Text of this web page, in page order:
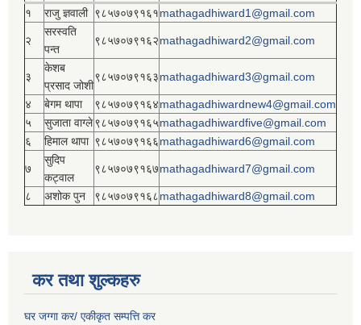
१ राजु ज्ञवाली ९८५७०७९१६१mathagadhiward1@gmail.com
२
सरस्वति
पन्त
९८५७०७९१६२mathagadhiward2@gmail.com
३
केशब
प्रसाद जोशी
९८५७०७९१६३mathagadhiward3@gmail.com
४ बेगम थापा ९८५७०७९१६४mathagadhiwardnew4@gmail.com
५
सुजाता वाग्ले९८५७०७९१६५mathagadhiwardfive@gmail.com
६
हिमाल थापा ९८५७०७९१६६mathagadhiward6@gmail.com
७
सुदिप
कट्वाल
९८५७०७९१६७mathagadhiward7@gmail.com
८ अशोक पुन ९८५७०७९१६८mathagadhiward8@gmail.com
कर तथा शुल्कहरु
घर जग्गा कर/ एकीकृत सम्पत्ति कर